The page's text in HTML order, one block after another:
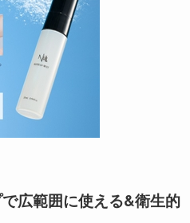
広範囲に使える&衛生的